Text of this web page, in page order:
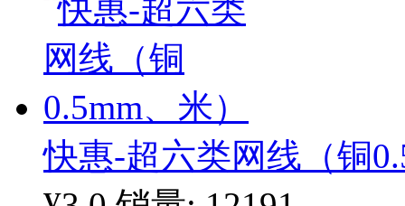
快惠-超六类网线（铜